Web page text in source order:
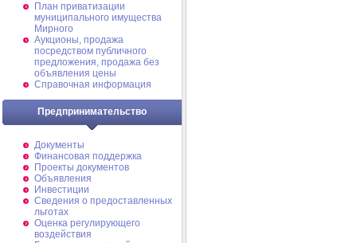
План приватизации
муниципального имущества
Мирного
Аукционы, продажа
посредством публичного
предложения, продажа без
объявления цены
Справочная информация
Предпринимательство
Документы
Финансовая поддержка
Проекты документов
Объявления
Инвестиции
Сведения о предоставленных
льготах
Оценка регулирующего
воздействия